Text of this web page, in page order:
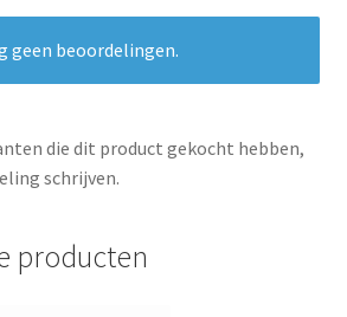
geen beoordelingen.
die dit product gekocht hebben,
schrijven.
producten